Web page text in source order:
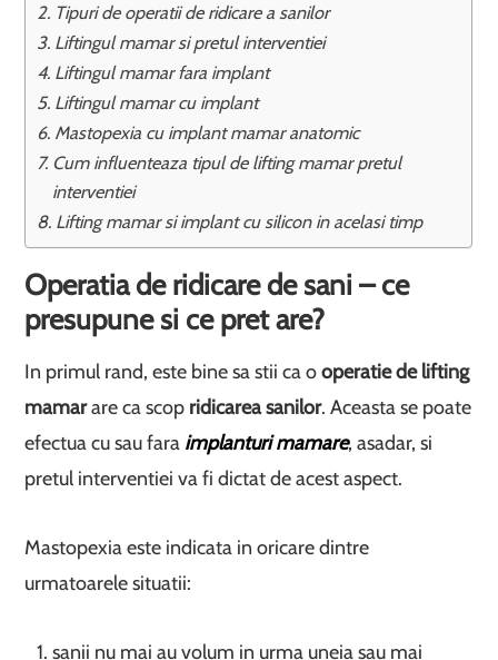
Tipuri de operatii de ridicare a sanilor
Liftingul mamar si pretul interventiei
Liftingul mamar fara implant
Liftingul mamar cu implant
Mastopexia cu implant mamar anatomic
Cum influenteaza tipul de lifting mamar pretul
interventiei
Lifting mamar si implant cu silicon in acelasi timp
Operatia de ridicare de sani – ce
presupune si ce pret are?
In primul rand, este bine sa stii ca ooperatie de lifting
mamarare ca scop ridicarea sanilor. Aceasta se poate
efectua cu sau fara implanturi mamare, asadar, si
pretul interventiei va fi dictat de acest aspect.
Mastopexia este indicata in oricare dintre
urmatoarele situatii:
sanii nu mai au volum in urma uneia sau mai